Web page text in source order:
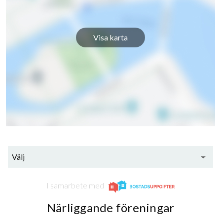
Visa karta
Välj
I samarbete med
Närliggande föreningar